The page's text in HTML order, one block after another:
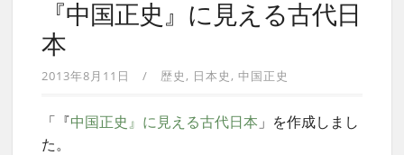
『中国正史』に見える古代日
本
2013年8月11日 歴史 日本史 中国正史
「『中国正史』に見える古代日本 」を作成しまし
た。